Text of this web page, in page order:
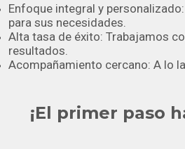
Enfoque integral y
para sus necesidades.
Alta tasa de éxito: Trabajamos
resultados.
Acompañamiento cercano: A lo
¡El primer paso